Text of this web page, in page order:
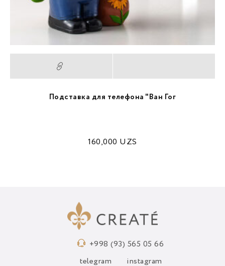
Подставка для телефона "Ван Гог
160,000 UZS
+998 (93) 565 05 66
telegram instagram